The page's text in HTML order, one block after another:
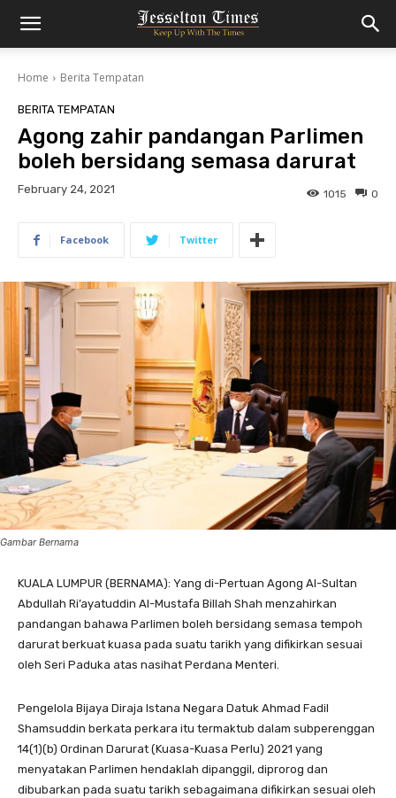
Home Berita Tempatan
BERITA TEMPATAN
Agong zahir pandangan Parlimen
boleh bersidang semasa darurat
February 24, 2021 0
1015
Facebook Twitter
Gambar Bernama
KUALA LUMPUR (BERNAMA): Yang di-Pertuan Agong Al-Sultan
Abdullah Ri’ayatuddin Al-Mustafa Billah Shah menzahirkan
pandangan bahawa Parlimen boleh bersidang semasa tempoh
darurat berkuat kuasa pada suatu tarikh yang difikirkan sesuai
oleh Seri Paduka atas nasihat Perdana Menteri.
Pengelola Bijaya Diraja Istana Negara Datuk Ahmad Fadil
Shamsuddin berkata perkara itu termaktub dalam subperenggan
14(1)(b) Ordinan Darurat (Kuasa-Kuasa Perlu) 2021 yang
menyatakan Parlimen hendaklah dipanggil, diprorog dan
dibubarkan pada suatu tarikh sebagaimana difikirkan sesuai oleh